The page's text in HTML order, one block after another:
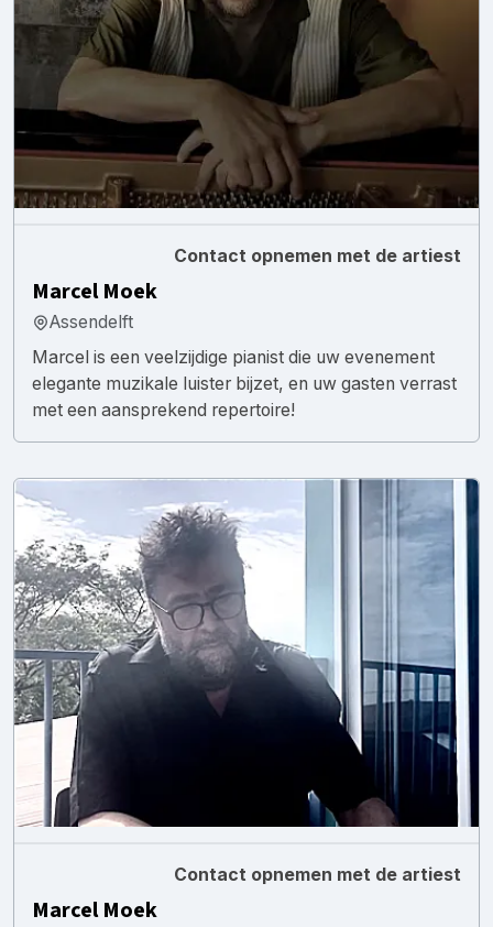
Contact opnemen met de artiest
Marcel Moek
Assendelft
Marcel is een veelzijdige pianist die uw evenement
elegante muzikale luister bijzet, en uw gasten verrast
met een aansprekend repertoire!
Contact opnemen met de artiest
Marcel Moek